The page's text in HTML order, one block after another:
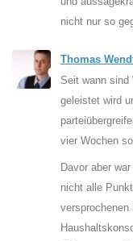
nicht nur so
Thomas
Seit wann sind
geleistet wird
vier Wochen
Davor aber
nicht alle
versprochenen